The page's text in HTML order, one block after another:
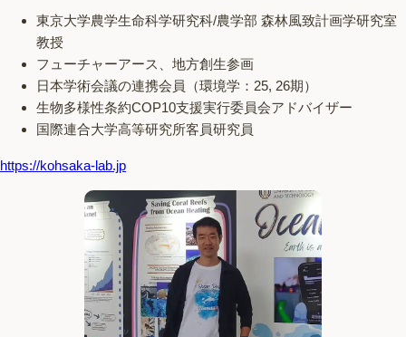
東京大学農学生命科学研究科/農学部 森林風致計画学研究室
教授
フューチャーアース、地方創生参画
日本学術会議の連携会員（環境学：25, 26期）
生物多様性条約COP10支援実行委員会アドバイザー
国際連合大学高等研究所客員研究員
https://kohsaka-lab.jp